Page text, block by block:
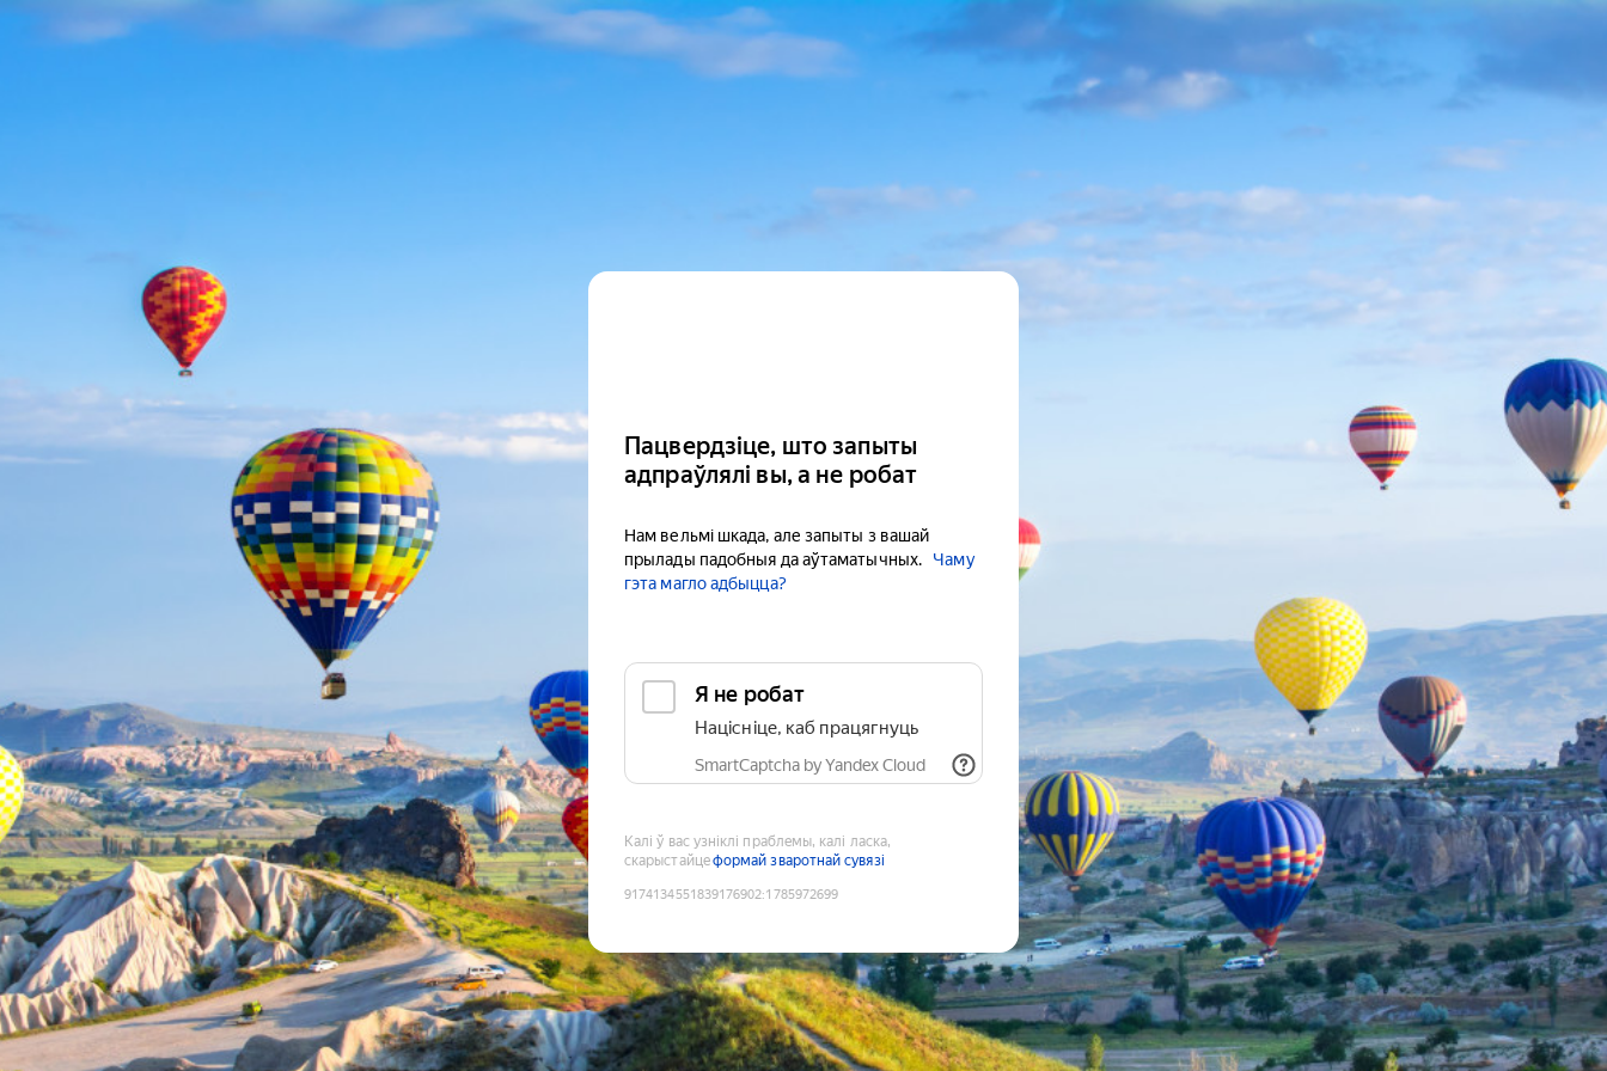
Пацвердзіце, што запыты
адпраўлялі вы, а не робат
Нам вельмі шкада, але запыты з вашай
прылады падобныя да аўтаматычных.
Чаму
гэта магло адбыцца?
Я не робат
Націсніце, каб працягнуць
SmartCaptcha by Yandex Cloud
Калі ў вас узніклі праблемы, калі ласка,
скарыстайцеформай зваротнай сувязі
9174134551839176902:1785972699